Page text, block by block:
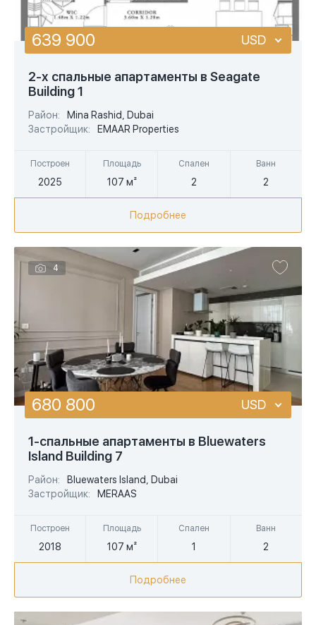
2-х спальные апартаменты в Seagate
Building 1
Район:
Mina Rashid, Dubai
Застройщик:
EMAAR Properties
Построен
2025
Площадь
107 м²
Спален
2
Ванн
2
639 900 USD
Подробнее
4
1-спальные апартаменты в Bluewaters
Island Building 7
Район:
Bluewaters Island, Dubai
Застройщик:
MERAAS
Построен
2018
Площадь
107 м²
Спален
1
Ванн
2
680 800 USD
Подробнее